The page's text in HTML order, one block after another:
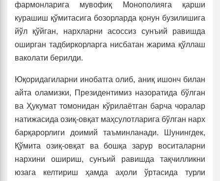
фармонларига мувофиқ Монополияга қарши
курашиш қўмитасига бозорларда қонун бузилишига
йўл қўйган, нархларни асоссиз сунъий равишда
оширган тадбиркорларга нисбатан жарима қўллаш
ваколати берилди.
Юқоридагиларни инобатга олиб, аниқ ишонч билан
айта оламизки, Президентимиз назоратида бўлган
ва Ҳукумат томонидан кўрилаётган барча чоралар
натижасида озиқ-овқат маҳсулотларига бўлган нарх
барқарорлиги доимий таъминланади. Шунингдек,
Қўмита озиқ-овқат ва бошқа зарур воситаларни
нархини ошириш, сунъий равишда тақчилликни
юзага келтириш ҳамда аҳоли ўртасида турли